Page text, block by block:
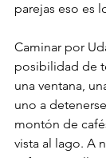
parejas eso es
Caminar por
posibilidad de
una ventana,
uno a
montón de
vista al lago. A